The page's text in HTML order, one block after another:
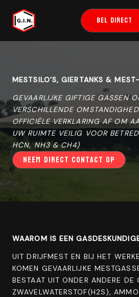
NAAR
INHOUD
BEL DIRECT
MESTSILO’S, GIERTANKS &
GEVAARLIJKE GIFTIGE GASSEN
VERSCHILLENDE
OFFICIËLE VERKLARING AF OM
UW RUIMTE VEILIG VOOR
HCN, NH3 & CH4)
NEEM DIRECT CONTACT OP
WAAROM IS EEN
UIT DRIJFMEST EN BIJ HET
KOMEN GEVAARLIJKE
BESTAAT UIT ONDER ANDERE DE
ZWAVELWATERSTOF(H2S),